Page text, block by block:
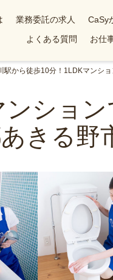
業務委託の求人 CaSy
よくある質問
お仕
駅から徒歩10分！1LDKマンシ
ショ
きる野